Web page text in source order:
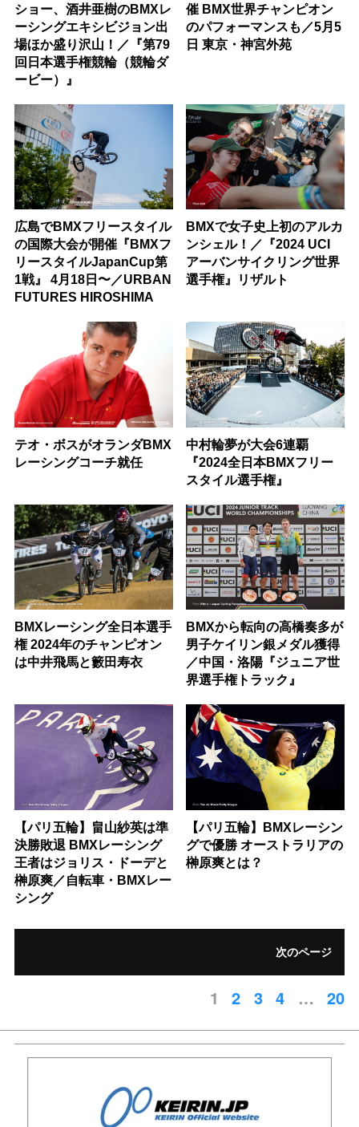
ショー、酒井亜樹のBMXレ
ーシングエキシビジョン出
場ほか盛り沢山！／『第79
回日本選手権競輪（競輪ダ
ービー）』
催 BMX世界チャンピオン
のパフォーマンスも／5月5
日 東京・神宮外苑
広島でBMXフリースタイル
の国際大会が開催『BMXフ
リースタイルJapanCup第
1戦』 4月18日〜／URBAN
FUTURES HIROSHIMA
BMXで女子史上初のアルカ
ンシェル！／『2024 UCI
アーバンサイクリング世界
選手権』リザルト
テオ・ボスがオランダBMX
レーシングコーチ就任
中村輪夢が⼤会6連覇
『2024全⽇本BMXフリー
スタイル選⼿権』
BMXレーシング全日本選手
権 2024年のチャンピオン
は中井飛馬と籔田寿衣
BMXから転向の高橋奏多が
男子ケイリン銀メダル獲得
／中国・洛陽『ジュニア世
界選手権トラック』
【パリ五輪】畠山紗英は準
決勝敗退 BMXレーシング
王者はジョリス・ドーデと
榊原爽／自転車・BMXレー
シング
【パリ五輪】BMXレーシン
グで優勝 オーストラリアの
榊原爽とは？
次のページ
1 2 3 4 … 20